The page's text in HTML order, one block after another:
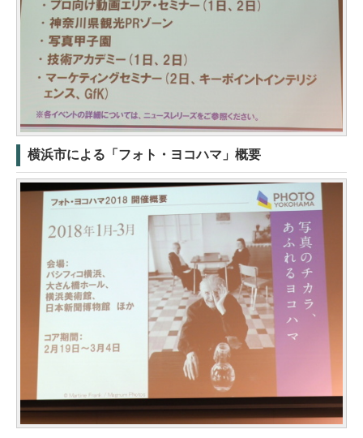
横浜市による「フォト・ヨコハマ」概要